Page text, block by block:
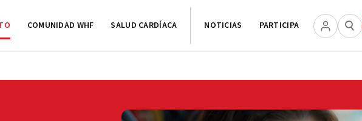
COMUNIDAD WHF SALUD CARDÍACA NOTICIAS PARTICIPA